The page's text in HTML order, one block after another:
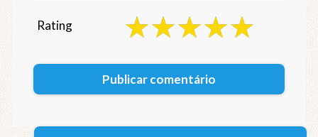
Rating